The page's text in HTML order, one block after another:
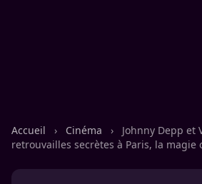
Accueil › Cinéma ›
Johnny Depp et
retrouvailles secrètes à Paris, la magie